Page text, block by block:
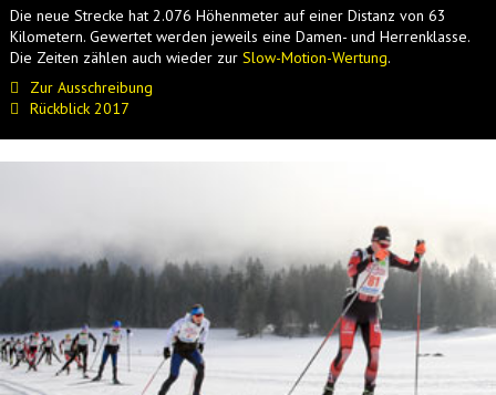
Die neue Strecke hat 2.076 Höhenmeter auf einer Distanz von 63
Kilometern. Gewertet werden jeweils eine Damen- und Herrenklasse.
Die Zeiten zählen auch wieder zur Slow-Motion-Wertung.
Zur Ausschreibung
Rückblick 2017